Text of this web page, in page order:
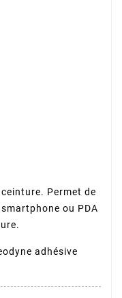
Permet de
ou PDA
adhésive